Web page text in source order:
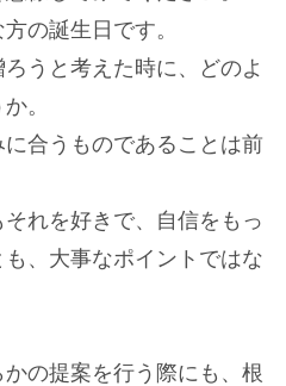
の誕生日です。
うと考えた時に、どのよ
。
合うものであることは前
れを好きで、自信をもっ
、大事なポイントではな
の提案を行う際にも、根